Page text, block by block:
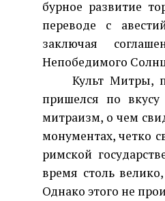
бурное развитие
переводе с
заключая
Непобедимого
Культ Митры,
пришелся по
митраизм, о чем
монументах, четко
римской
время столь
Однако этого не